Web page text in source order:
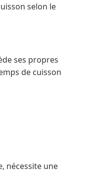
selon le
ses propres
de cuisson
nécessite une